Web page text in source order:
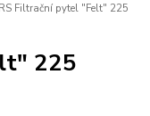
RS Filtrační pytel "Felt" 225
225